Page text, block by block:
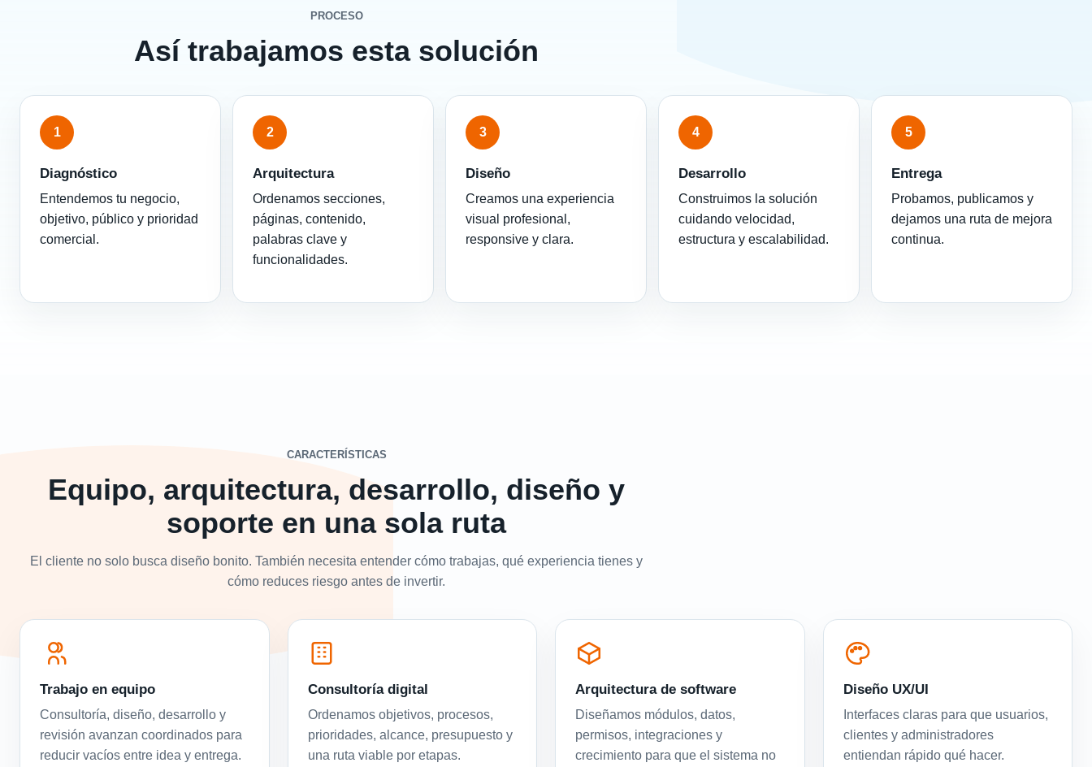
PROCESO
Así trabajamos esta solución
1
Diagnóstico
Entendemos tu negocio,
objetivo, público y prioridad
comercial.
2
Arquitectura
Ordenamos secciones,
páginas, contenido,
palabras clave y
funcionalidades.
3
Diseño
Creamos una experiencia
visual profesional,
responsive y clara.
4
Desarrollo
Construimos la solución
cuidando velocidad,
estructura y escalabilidad.
5
Entrega
Probamos, publicamos y
dejamos una ruta de mejora
continua.
CARACTERÍSTICAS
Equipo, arquitectura, desarrollo, diseño y
soporte en una sola ruta
El cliente no solo busca diseño bonito. También necesita entender cómo trabajas, qué experiencia tienes y
cómo reduces riesgo antes de invertir.
Trabajo en equipo
Consultoría, diseño, desarrollo y
revisión avanzan coordinados para
reducir vacíos entre idea y entrega.
Consultoría digital
Ordenamos objetivos, procesos,
prioridades, alcance, presupuesto y
una ruta viable por etapas.
Arquitectura de software
Diseñamos módulos, datos,
permisos, integraciones y
crecimiento para que el sistema no
Diseño UX/UI
Interfaces claras para que usuarios,
clientes y administradores
entiendan rápido qué hacer.